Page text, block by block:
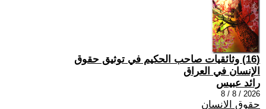
(16) وثائقيات صاحب الحكيم في توثيق حقوق
الإنسان في العراق
رائد عبيس
2026 / 8 / 8
حقوق الانسان